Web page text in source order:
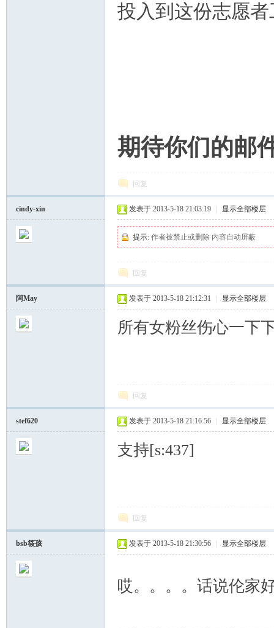
投入到这份志愿
期待你们的邮
回复
cindy-xin 发表于 2013-5-18 21:03:19 显示全部楼层
提示: 作者被禁止或删除 内容自动屏蔽
回复
阿May 发表于 2013-5-18 21:12:31 显示全部楼层
所有女粉丝伤心一下
回复
stef620 发表于 2013-5-18 21:16:56 显示全部楼层
支持[s:437]
回复
bsb筱孩 发表于 2013-5-18 21:30:56 显示全部楼层
哎。。。。话说伦家